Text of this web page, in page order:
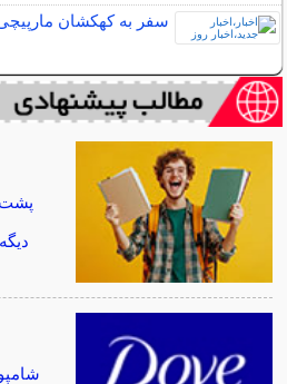
سفر به کهکشان مارپیچی
پشت